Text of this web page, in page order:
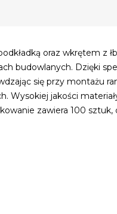
oraz wkrętem z
budowlanych. Dzięki
się przy montażu
Wysokiej jakości
zawiera 100 sztuk,